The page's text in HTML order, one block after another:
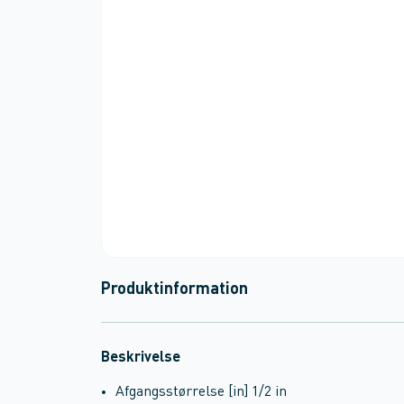
Produktinformation
Beskrivelse
Afgangsstørrelse [in] 1/2 in